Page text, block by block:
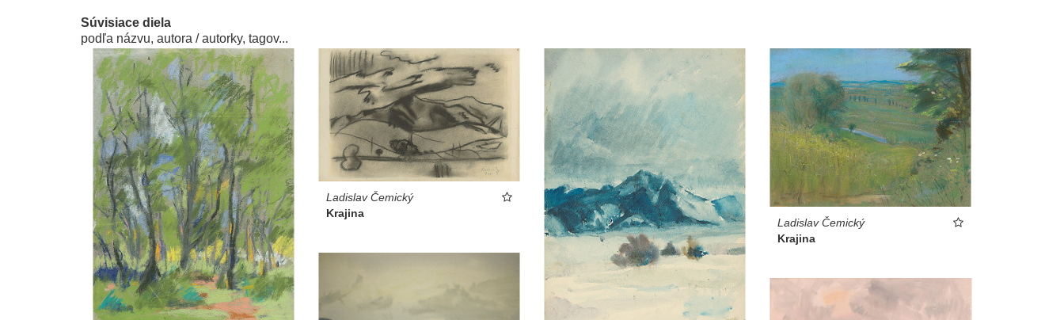
Súvisiace diela
podľa názvu, autora / autorky, tagov...
Ladislav Čemický
Krajina
Ladislav Čemický
Krajina